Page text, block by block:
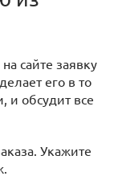
сайте заявку
его в то
и обсудит все
Укажите